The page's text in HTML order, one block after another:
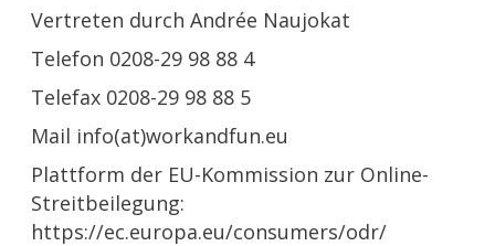
Vertreten durch Andrée Naujokat
Telefon 0208-29 98 88 4
Telefax 0208-29 98 88 5
Mail info(at)workandfun.eu
Plattform der EU-Kommission zur Online-
Streitbeilegung:
https://ec.europa.eu/consumers/odr/